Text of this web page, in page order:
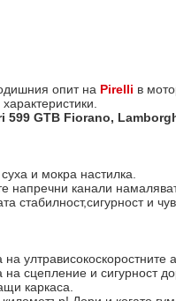
опит на Pirelli в
599 GTB Fiorano,
и мокра настилка.
напречни канали
стабилност,сигурност и
на
сцепление и сигурност
каркаса.